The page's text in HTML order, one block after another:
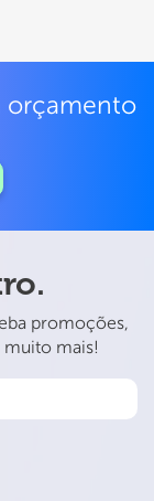
orçamento
promoções,
muito mais!